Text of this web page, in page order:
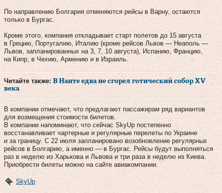
По направлению Болгария отменяются рейсы в Варну, остаются
только в Бургас.
Кроме этого, компания откладывает старт полетов до 15 августа
в Грецию, Португалию, Италию (кроме рейсов Львов — Неаполь —
Львов, запланированных на 3, 7, 10 августа), Испанию, Францию,
на Кипр, в Чехию, Армению и в Израиль.
Читайте также: В Нанте едва не сгорел готический собор XV
века
В компании отмечают, что предлагают пассажирам ряд вариантов
для возмещения стоимости билетов.
В компании напоминают, что сейчас SkyUp постепенно
восстанавливает чартерные и регулярные перелеты по Украине
и за границу. С 22 июля запланировано возобновление регулярных
рейсов в Болгарию, а именно — в Бургас. Рейсы будут выполняться
раз в неделю из Харькова и Львова и три раза в неделю из Киева.
Приобрести билеты можно на сайте авиакомпании.
SkyUp